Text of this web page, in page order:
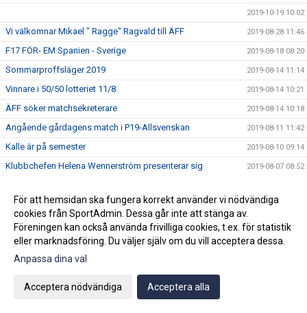
2019-10-19 10:02
Vi välkomnar Mikael " Ragge" Ragvald till ÄFF 2019-08-28 11:46
F17 FÖR- EM Spanien - Sverige 2019-08-18 08:20
Sommarproffsläger 2019 2019-08-14 11:14
Vinnare i 50/50 lotteriet 11/8 2019-08-14 10:21
ÄFF söker matchsekreterare 2019-08-14 10:18
Angående gårdagens match i P19-Allsvenskan 2019-08-11 11:42
Kalle är på semester 2019-08-10 09:14
Klubbchefen Helena Wennerström presenterar sig 2019-08-07 08:52
ÄFF söker matchsekreterare 2019-08-01 13:00
Flera lag drar igång igen 2019-07-22 14:01
Bemanning på våra kanslier i sommar 2019-07-04 08:02
Vinnare i 50/50 lotteriet 29/6
Lyckad Sisters Football Cup
För att hemsidan ska fungera korrekt använder vi nödvändiga
cookies från SportAdmin. Dessa går inte att stänga av.
Föreningen kan också använda frivilliga cookies, t.ex. för statistik
eller marknadsföring. Du väljer själv om du vill acceptera dessa.
Anpassa dina val
Acceptera nödvändiga Acceptera alla